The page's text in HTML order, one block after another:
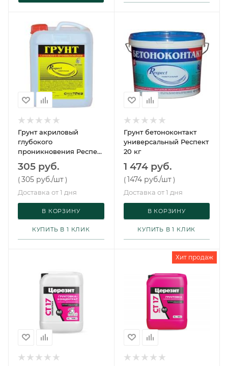
Грунт акриловый
глубокого
проникновения Респект
305 руб.
(305 руб./шт)
Доставка от 1 дня
В КОРЗИНУ
КУПИТЬ В 1 КЛИК
Грунт бетоноконтакт
универсальный Респект
20 кг
1 474 руб.
(1474 руб./шт )
Доставка от 1 дня
В КОРЗИНУ
КУПИТЬ В 1 КЛИК
Хит продаж